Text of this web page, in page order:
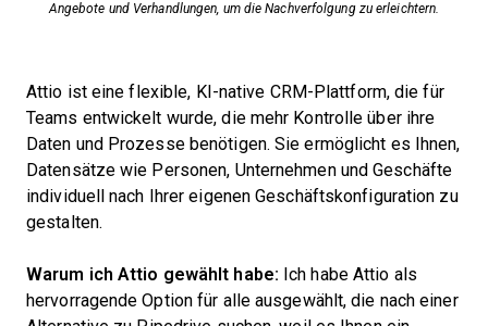
Angebote und Verhandlungen, um die Nachverfolgung zu erleichtern.
Attio ist eine flexible, KI-native CRM-Plattform, die für
Teams entwickelt wurde, die mehr Kontrolle über ihre
Daten und Prozesse benötigen. Sie ermöglicht es Ihnen,
Datensätze wie Personen, Unternehmen und Geschäfte
individuell nach Ihrer eigenen Geschäftskonfiguration zu
gestalten.
Warum ich Attio gewählt habe: Ich habe Attio als
hervorragende Option für alle ausgewählt, die nach einer